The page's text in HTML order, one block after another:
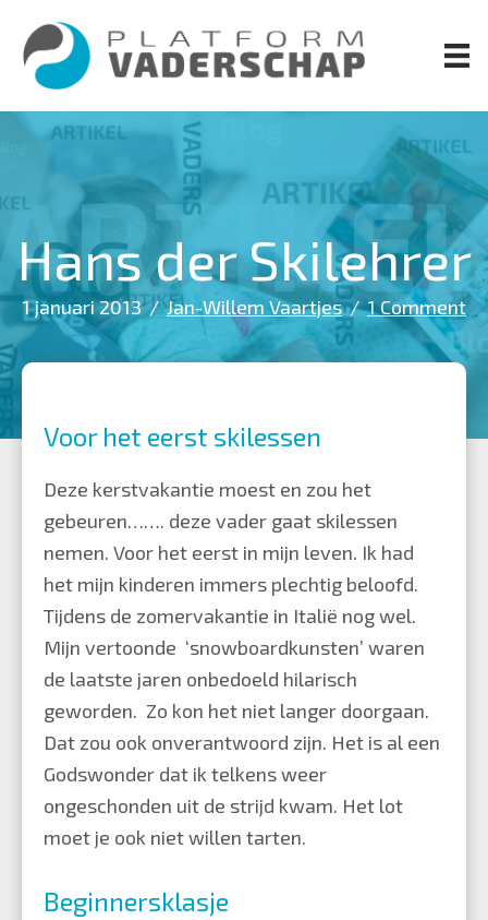
naar
hoofd
Hans der Skilehrer
1 januari 2013/Jan-Willem Vaartjes/1 Comment
Voor het eerst skilessen
Deze kerstvakantie moest en zou het
gebeuren……. deze vader gaat skilessen
nemen. Voor het eerst in mijn leven. Ik had
het mijn kinderen immers plechtig beloofd.
Tijdens de zomervakantie in Italië nog wel.
Mijn vertoonde ‘snowboardkunsten’ waren
de laatste jaren onbedoeld hilarisch
geworden. Zo kon het niet langer doorgaan.
Dat zou ook onverantwoord zijn. Het is al een
Godswonder dat ik telkens weer
ongeschonden uit de strijd kwam. Het lot
moet je ook niet willen tarten.
Beginnersklasje